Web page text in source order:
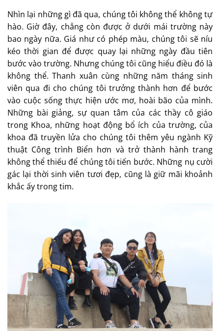
Nhìn lại những gì đã qua, chúng tôi không thể không tự
hào. Giờ đây, chẳng còn được ở dưới mái trường này
bao ngày nữa. Giá như có phép màu, chúng tôi sẽ níu
kéo thời gian để được quay lại những ngày đầu tiên
bước vào trường. Nhưng chúng tôi cũng hiểu điều đó là
không thể. Thanh xuân cùng những năm tháng sinh
viên qua đi cho chúng tôi trưởng thành hơn để bước
vào cuộc sống thực hiện ước mơ, hoài bão của mình.
Những bài giảng, sự quan tâm của các thầy cô giáo
trong Khoa, những hoạt động bổ ích của trường, của
khoa đã truyền lửa cho chúng tôi thêm yêu ngành Kỹ
thuật Công trình Biển hơn và trở thành hành trang
không thể thiếu để chúng tôi tiến bước. Những nụ cười
gác lại thời sinh viên tươi đẹp, cũng là giữ mãi khoảnh
khắc ấy trong tim.